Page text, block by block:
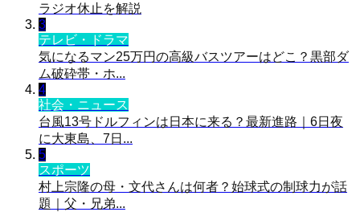
ラジオ休止を解説
3
テレビ・ドラマ
気になるマン25万円の高級バスツアーはどこ？黒部ダ
ム破砕帯・ホ...
4
社会・ニュース
台風13号ドルフィンは日本に来る？最新進路｜6日夜
に大東島、7日...
5
スポーツ
村上宗隆の母・文代さんは何者？始球式の制球力が話
題｜父・兄弟...